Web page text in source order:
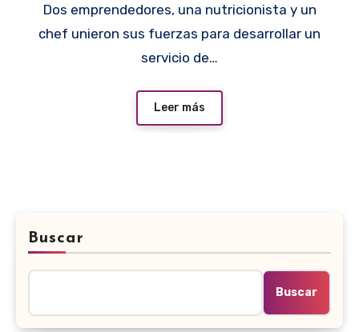
Dos emprendedores, una nutricionista y un
chef unieron sus fuerzas para desarrollar un
servicio de…
Leer más
Buscar
Buscar